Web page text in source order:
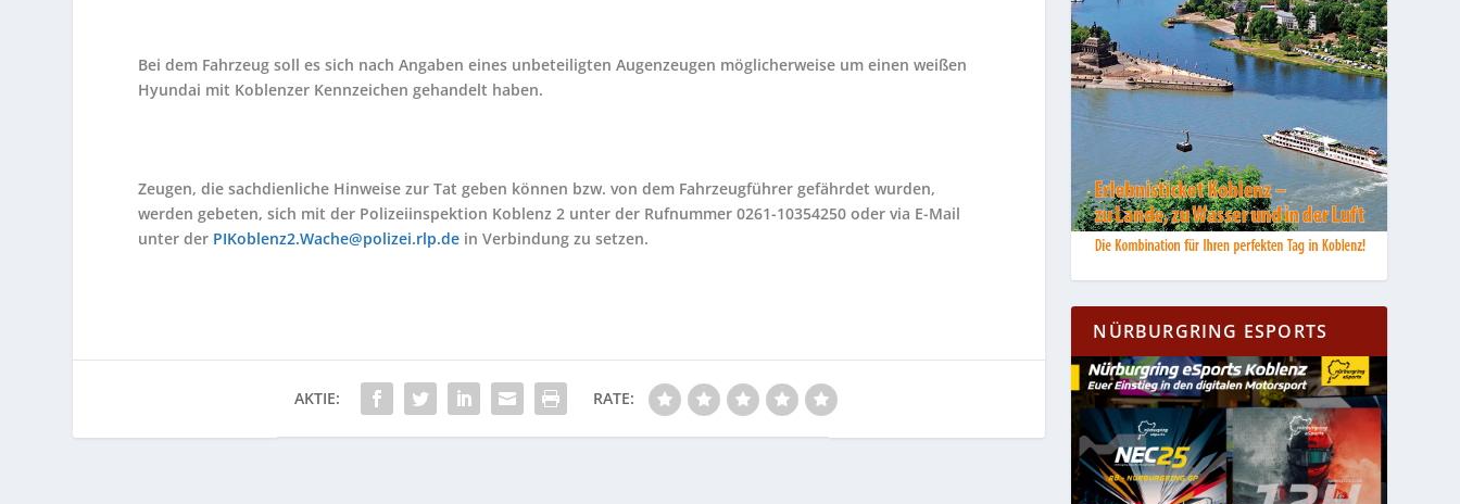
Bei dem Fahrzeug soll es sich nach Angaben eines unbeteiligten Augenzeugen möglicherweise um einen weißen
Hyundai mit Koblenzer Kennzeichen gehandelt haben.
Zeugen, die sachdienliche Hinweise zur Tat geben können bzw. von dem Fahrzeugführer gefährdet wurden,
werden gebeten, sich mit der Polizeiinspektion Koblenz 2 unter der Rufnummer 0261-10354250 oder via E-Mail
unter der PIKoblenz2.Wache@polizei.rlp.de in Verbindung zu setzen.
AKTIE: RATE:
NÜRBURGRING ESPORTS